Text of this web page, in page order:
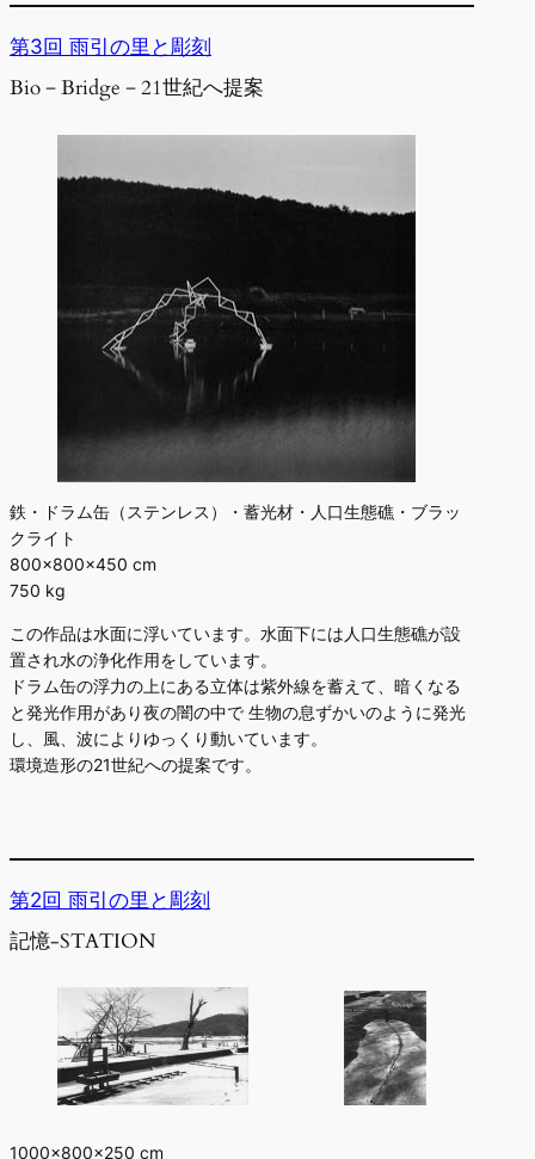
第3回 雨引の里と彫刻
Bio－Bridge－21世紀へ提案
鉄・ドラム缶（ステンレス）・蓄光材・人口生態礁・ブラッ
クライト
800×800×450 cm
750 kg
この作品は水面に浮いています。水面下には人口生態礁が設
置され水の浄化作用をしています。
ドラム缶の浮力の上にある立体は紫外線を蓄えて、暗くなる
と発光作用があり夜の闇の中で 生物の息ずかいのように発光
し、風、波によりゆっくり動いています。
環境造形の21世紀への提案です。
第2回 雨引の里と彫刻
記憶-STATION
1000×800×250 cm